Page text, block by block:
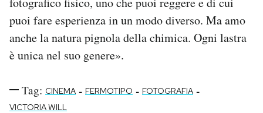
puoi fare esperienza in un modo diverso. Ma amo
anche la natura pignola della chimica. Ogni lastra
è unica nel suo genere».
Tag: CINEMA - FERMOTIPO - FOTOGRAFIA -
VICTORIA WILL